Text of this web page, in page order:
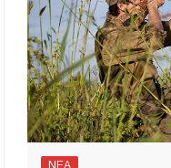
ΝΕΑ